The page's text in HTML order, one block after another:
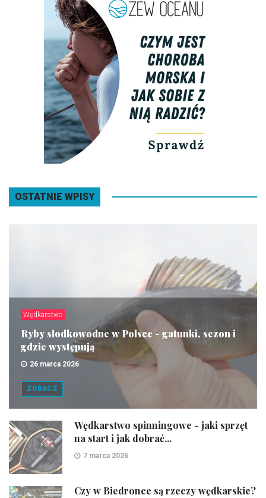
OSTATNIE WPISY
Wędkarstwo
Ryby słodkowodne w Polsce - gatunki, sezon i
gdzie występują
26 marca 2026
ZOBACZ
Wędkarstwo spinningowe - jaki sprzęt
na start i jak dobrać...
7 marca 2026
Czy w Biedronce są rzeczy wędkarskie?